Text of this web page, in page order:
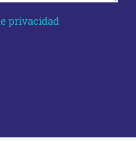
privacidad